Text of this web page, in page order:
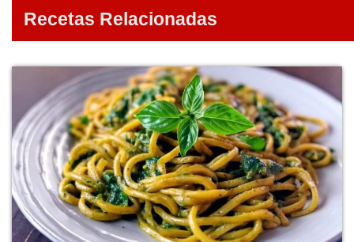
Recetas Relacionadas